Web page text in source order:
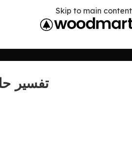
Skip to main content
تفسير